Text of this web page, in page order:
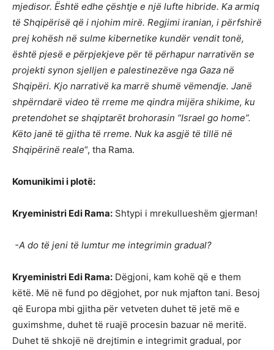
mjedisor. Është edhe çështje e një lufte hibride. Ka armiq
të Shqipërisë që i njohim mirë. Regjimi iranian, i përfshirë
prej kohësh në sulme kibernetike kundër vendit tonë,
është pjesë e përpjekjeve për të përhapur narrativën se
projekti synon sjelljen e palestinezëve nga Gaza në
Shqipëri. Kjo narrativë ka marrë shumë vëmendje. Janë
shpërndarë video të rreme me qindra mijëra shikime, ku
pretendohet se shqiptarët brohorasin “Israel go home”.
Këto janë të gjitha të rreme. Nuk ka asgjë të tillë në
Shqipërinë reale“, tha Rama.
Komunikimi i plotë:
Kryeministri Edi Rama: Shtypi i mrekullueshëm gjerman!
-A do të jeni të lumtur me integrimin gradual?
Kryeministri Edi Rama: Dëgjoni, kam kohë që e them
këtë. Më në fund po dëgjohet, por nuk mjafton tani. Besoj
që Europa mbi gjitha për vetveten duhet të jetë më e
guximshme, duhet të ruajë procesin bazuar në meritë.
Duhet të shkojë në drejtimin e integrimit gradual, por